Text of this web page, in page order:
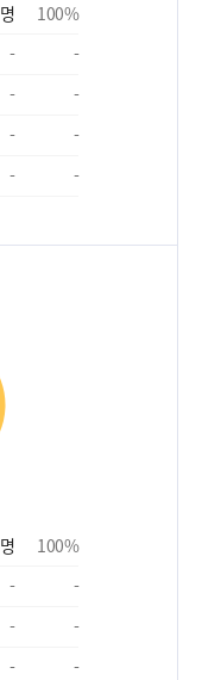
명 100%
-
-
-
-
-
-
- -
명 100%
-
-
-
-
-
-